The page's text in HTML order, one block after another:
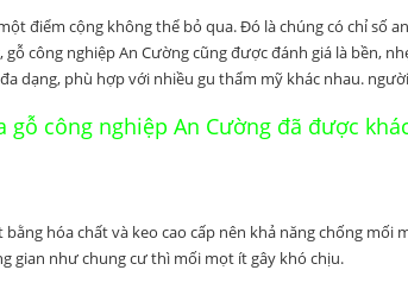
điểm cộng không thể bỏ qua. Đó là chúng có chỉ số
công nghiệp An Cường cũng được đánh giá là bền,
dạng, phù hợp với nhiều gu thẩm mỹ khác nhau.
công nghiệp An Cường đã được
hóa chất và keo cao cấp nên khả năng chống mối
gian như chung cư thì mối mọt ít gây khó chịu.